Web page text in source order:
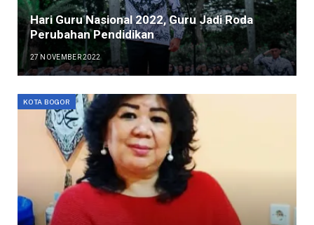
Hari Guru Nasional 2022, Guru Jadi Roda
Perubahan Pendidikan
27 NOVEMBER 2022
KOTA BOGOR